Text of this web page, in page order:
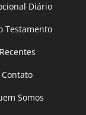
Diário
Testamento
Recentes
Contato
Somos